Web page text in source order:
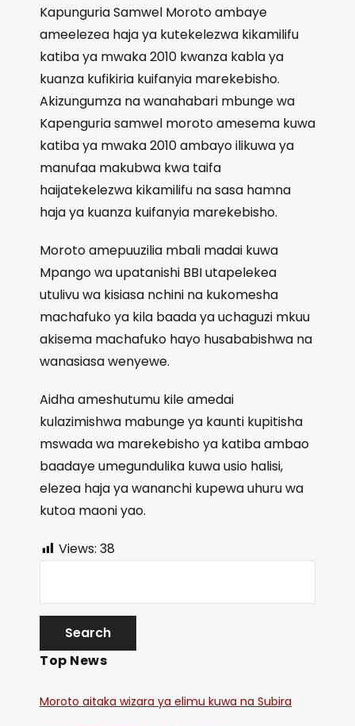
Kapunguria Samwel Moroto ambaye
ameelezea haja ya kutekelezwa kikamilifu
katiba ya mwaka 2010 kwanza kabla ya
kuanza kufikiria kuifanyia marekebisho.
Akizungumza na wanahabari mbunge wa
Kapenguria samwel moroto amesema kuwa
katiba ya mwaka 2010 ambayo ilikuwa ya
manufaa makubwa kwa taifa
haijatekelezwa kikamilifu na sasa hamna
haja ya kuanza kuifanyia marekebisho.
Moroto amepuuzilia mbali madai kuwa
Mpango wa upatanishi BBI utapelekea
utulivu wa kisiasa nchini na kukomesha
machafuko ya kila baada ya uchaguzi mkuu
akisema machafuko hayo husababishwa na
wanasiasa wenyewe.
Aidha ameshutumu kile amedai
kulazimishwa mabunge ya kaunti kupitisha
mswada wa marekebisho ya katiba ambao
baadaye umegundulika kuwa usio halisi,
elezea haja ya wananchi kupewa uhuru wa
kutoa maoni yao.
Views: 38
Top News
Moroto aitaka wizara ya elimu kuwa na Subira